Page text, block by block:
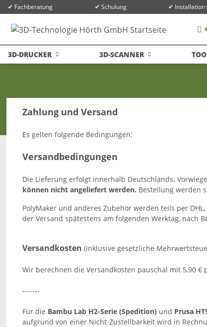
✔ Fachberatung ✔ Schulung ✔ Installation
3D-DRUCKER 3D-SCANNER
Zahlung und Versand
Es gelten folgende Bedingungen:
Versandbedingungen
Die Lieferung erfolgt innerhalb Deutschlands.
können nicht angeliefert werden. Bestellung werden
PolyMaker und anderes Zubehör werden teils per
der Versand spätestens am folgenden Werktag, nach
Versandkosten (inklusive gesetzliche
Wir berechnen die Versandkosten pauschal mit 5,90 €
-------
Für die Bambu Lab H2-Serie (Spedition) und Prusa
aufgrund von einer Nicht-Zustellbarkeit wird in